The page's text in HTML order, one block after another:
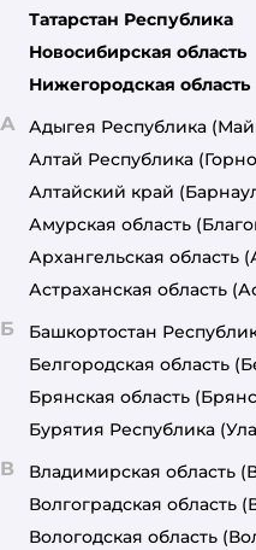
Татарстан Республика
Новосибирская область
Нижегородская область
А Адыгея Республика
Алтай Республика
Алтайский край
Амурская область
Архангельская область
Астраханская область
Б Башкортостан
Белгородская область
Брянская область
Бурятия Республика
В Владимирская область
Волгоградская область
Вологодская область